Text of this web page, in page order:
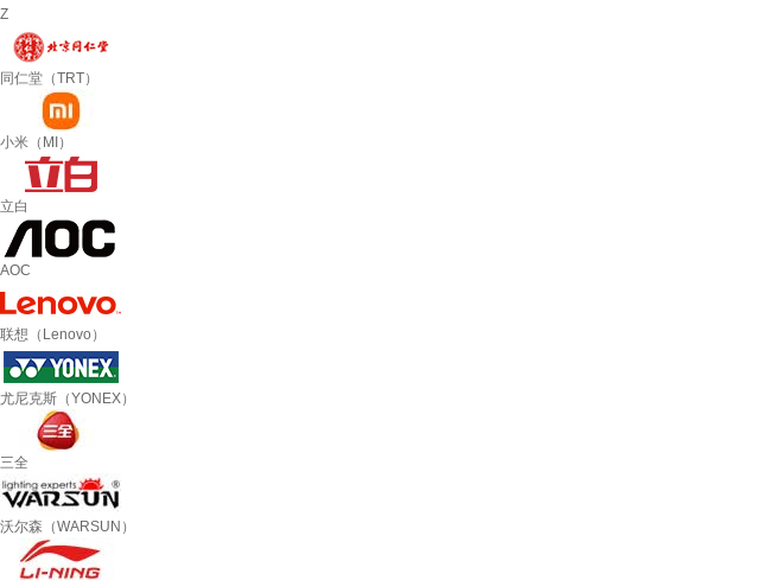
Z
同仁堂（TRT）
小米（MI）
立白
AOC
联想（Lenovo）
尤尼克斯（YONEX）
三全
沃尔森（WARSUN）